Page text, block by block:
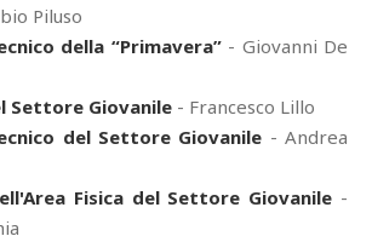
Piluso
della “Primavera”- Giovanni De
Settore Giovanile - Francesco Lillo
del Settore Giovanile - Andrea
Fisica del Settore Giovanile -